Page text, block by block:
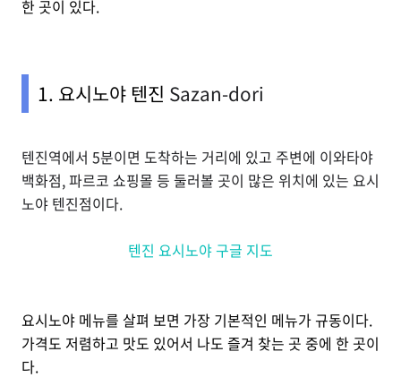
한 곳이 있다.
1. 요시노야 텐진 Sazan-dori
텐진역에서 5분이면 도착하는 거리에 있고 주변에 이와타야
백화점, 파르코 쇼핑몰 등 둘러볼 곳이 많은 위치에 있는 요시
노야 텐진점이다.
텐진 요시노야 구글 지도
요시노야 메뉴를 살펴 보면 가장 기본적인 메뉴가 규동이다.
가격도 저렴하고 맛도 있어서 나도 즐겨 찾는 곳 중에 한 곳이
다.